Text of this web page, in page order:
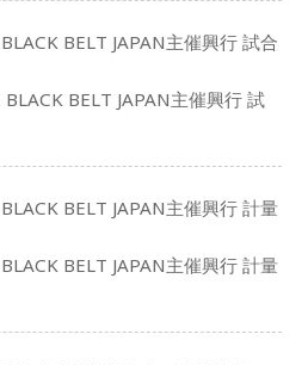
BELT JAPAN主催興行 試合
BELT JAPAN主催興行 試
BELT JAPAN主催興行 計量
BELT JAPAN主催興行 計量